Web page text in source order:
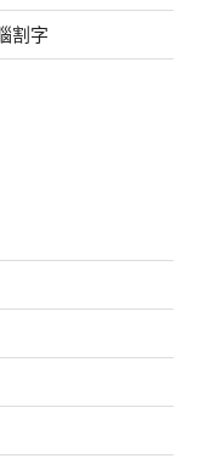
割字